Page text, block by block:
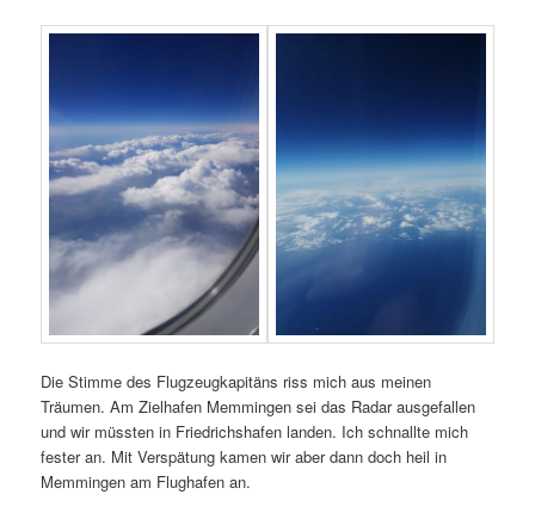
Die Stimme des Flugzeugkapitäns riss mich aus meinen
Träumen. Am Zielhafen Memmingen sei das Radar ausgefallen
und wir müssten in Friedrichshafen landen. Ich schnallte mich
fester an. Mit Verspätung kamen wir aber dann doch heil in
Memmingen am Flughafen an.